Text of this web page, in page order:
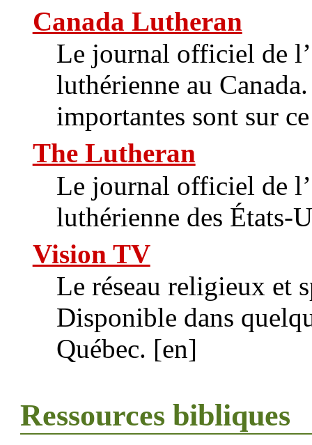
Canada Lutheran
Le journal officiel de
luthérienne au
importantes sont sur
The Lutheran
Le journal officiel de
luthérienne des États-
Vision TV
Le réseau religieux et
Disponible dans
Québec. [en]
Ressources bibliques